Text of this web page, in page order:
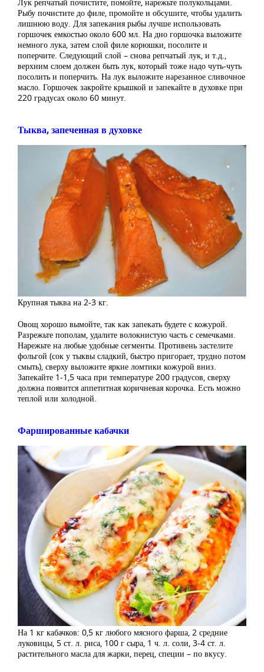
Рыбу почистите до филе, промойте и обсушите, чтобы удалить
лишнюю воду. Для запекания рыбы лучше использовать
горшочек емкостью около 600 мл. На дно горшочка выложите
немного лука, затем слой филе корюшки, посолите и
поперчите. Следующий слой – снова репчатый лук, и т.д.,
верхним слоем должен быть лук, который тоже надо чуть-чуть
посолить и поперчить. На лук выложите нарезанное сливочное
масло. Горшочек закройте крышкой и запекайте в духовке при
220 градусах около 60 минут.
Тыква, запеченная в духовке
Крупная тыква на 2-3 кг.
Овощ хорошо вымойте, так как запекать будете с кожурой.
Разрежьте пополам, удалите волокнистую часть с семечками.
Нарежьте на любые удобные сегменты. Противень застелите
фольгой (сок у тыквы сладкий, быстро пригорает, трудно потом
смыть), сверху выложите яркие ломтики кожурой вниз.
Запекайте 1-1,5 часа при температуре 200 градусов, сверху
должна появится аппетитная коричневая корочка. Есть можно
теплой или холодной.
Фаршированные кабачки
На 1 кг кабачков: 0,5 кг любого мясного фарша, 2 средние
луковицы, 5 ст. л. риса, 100 г сыра, 1 ч. л. соли, 3-4 ст. л.
растительного масла для жарки, перец, специи – по вкусу.